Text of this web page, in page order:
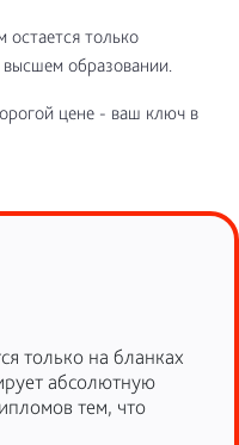
остается только
образовании.
цене - ваш ключ в
только на бланках
абсолютную
тем, что